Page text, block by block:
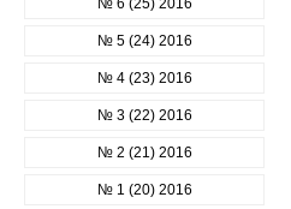
№ 6 (25) 2016
№ 5 (24) 2016
№ 4 (23) 2016
№ 3 (22) 2016
№ 2 (21) 2016
№ 1 (20) 2016